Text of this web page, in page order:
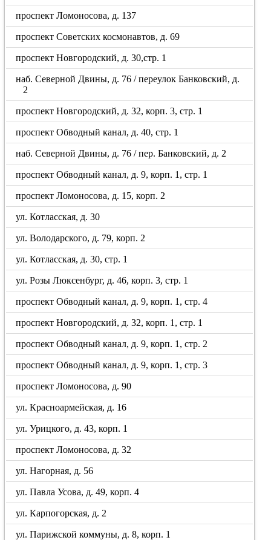
проспект Ломоносова, д. 137
проспект Советских космонавтов, д. 69
проспект Новгородский, д. 30,стр. 1
наб. Северной Двины, д. 76 / переулок Банковский, д.
2
проспект Новгородский, д. 32, корп. 3, стр. 1
проспект Обводный канал, д. 40, стр. 1
наб. Северной Двины, д. 76 / пер. Банковский, д. 2
проспект Обводный канал, д. 9, корп. 1, стр. 1
проспект Ломоносова, д. 15, корп. 2
ул. Котласская, д. 30
ул. Володарского, д. 79, корп. 2
ул. Котласская, д. 30, стр. 1
ул. Розы Люксенбург, д. 46, корп. 3, стр. 1
проспект Обводный канал, д. 9, корп. 1, стр. 4
проспект Новгородский, д. 32, корп. 1, стр. 1
проспект Обводный канал, д. 9, корп. 1, стр. 2
проспект Обводный канал, д. 9, корп. 1, стр. 3
проспект Ломоносова, д. 90
ул. Красноармейская, д. 16
ул. Урицкого, д. 43, корп. 1
проспект Ломоносова, д. 32
ул. Нагорная, д. 56
ул. Павла Усова, д. 49, корп. 4
ул. Карпогорская, д. 2
ул. Парижской коммуны, д. 8, корп. 1